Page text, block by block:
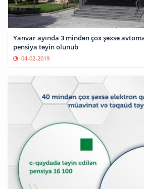
Yanvar ayında 3 mindən çox şəxsə
pensiya təyin olunub
04-02-2019